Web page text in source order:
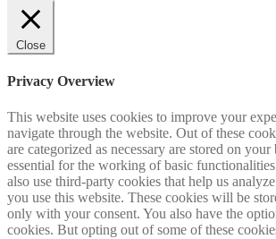
Close
Privacy Overview
This website uses cookies to improve your
navigate through the website. Out of these
are categorized as necessary are stored on
essential for the working of basic
also use third-party cookies that help us
you use this website. These cookies will be
only with your consent. You also have the
cookies. But opting out of some of these